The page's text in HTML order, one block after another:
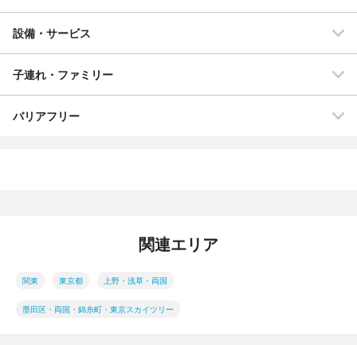
設備・サービス
子連れ・ファミリー
バリアフリー
関連エリア
関東 東京都 上野・浅草・両国
墨田区・両国・錦糸町・東京スカイツリー